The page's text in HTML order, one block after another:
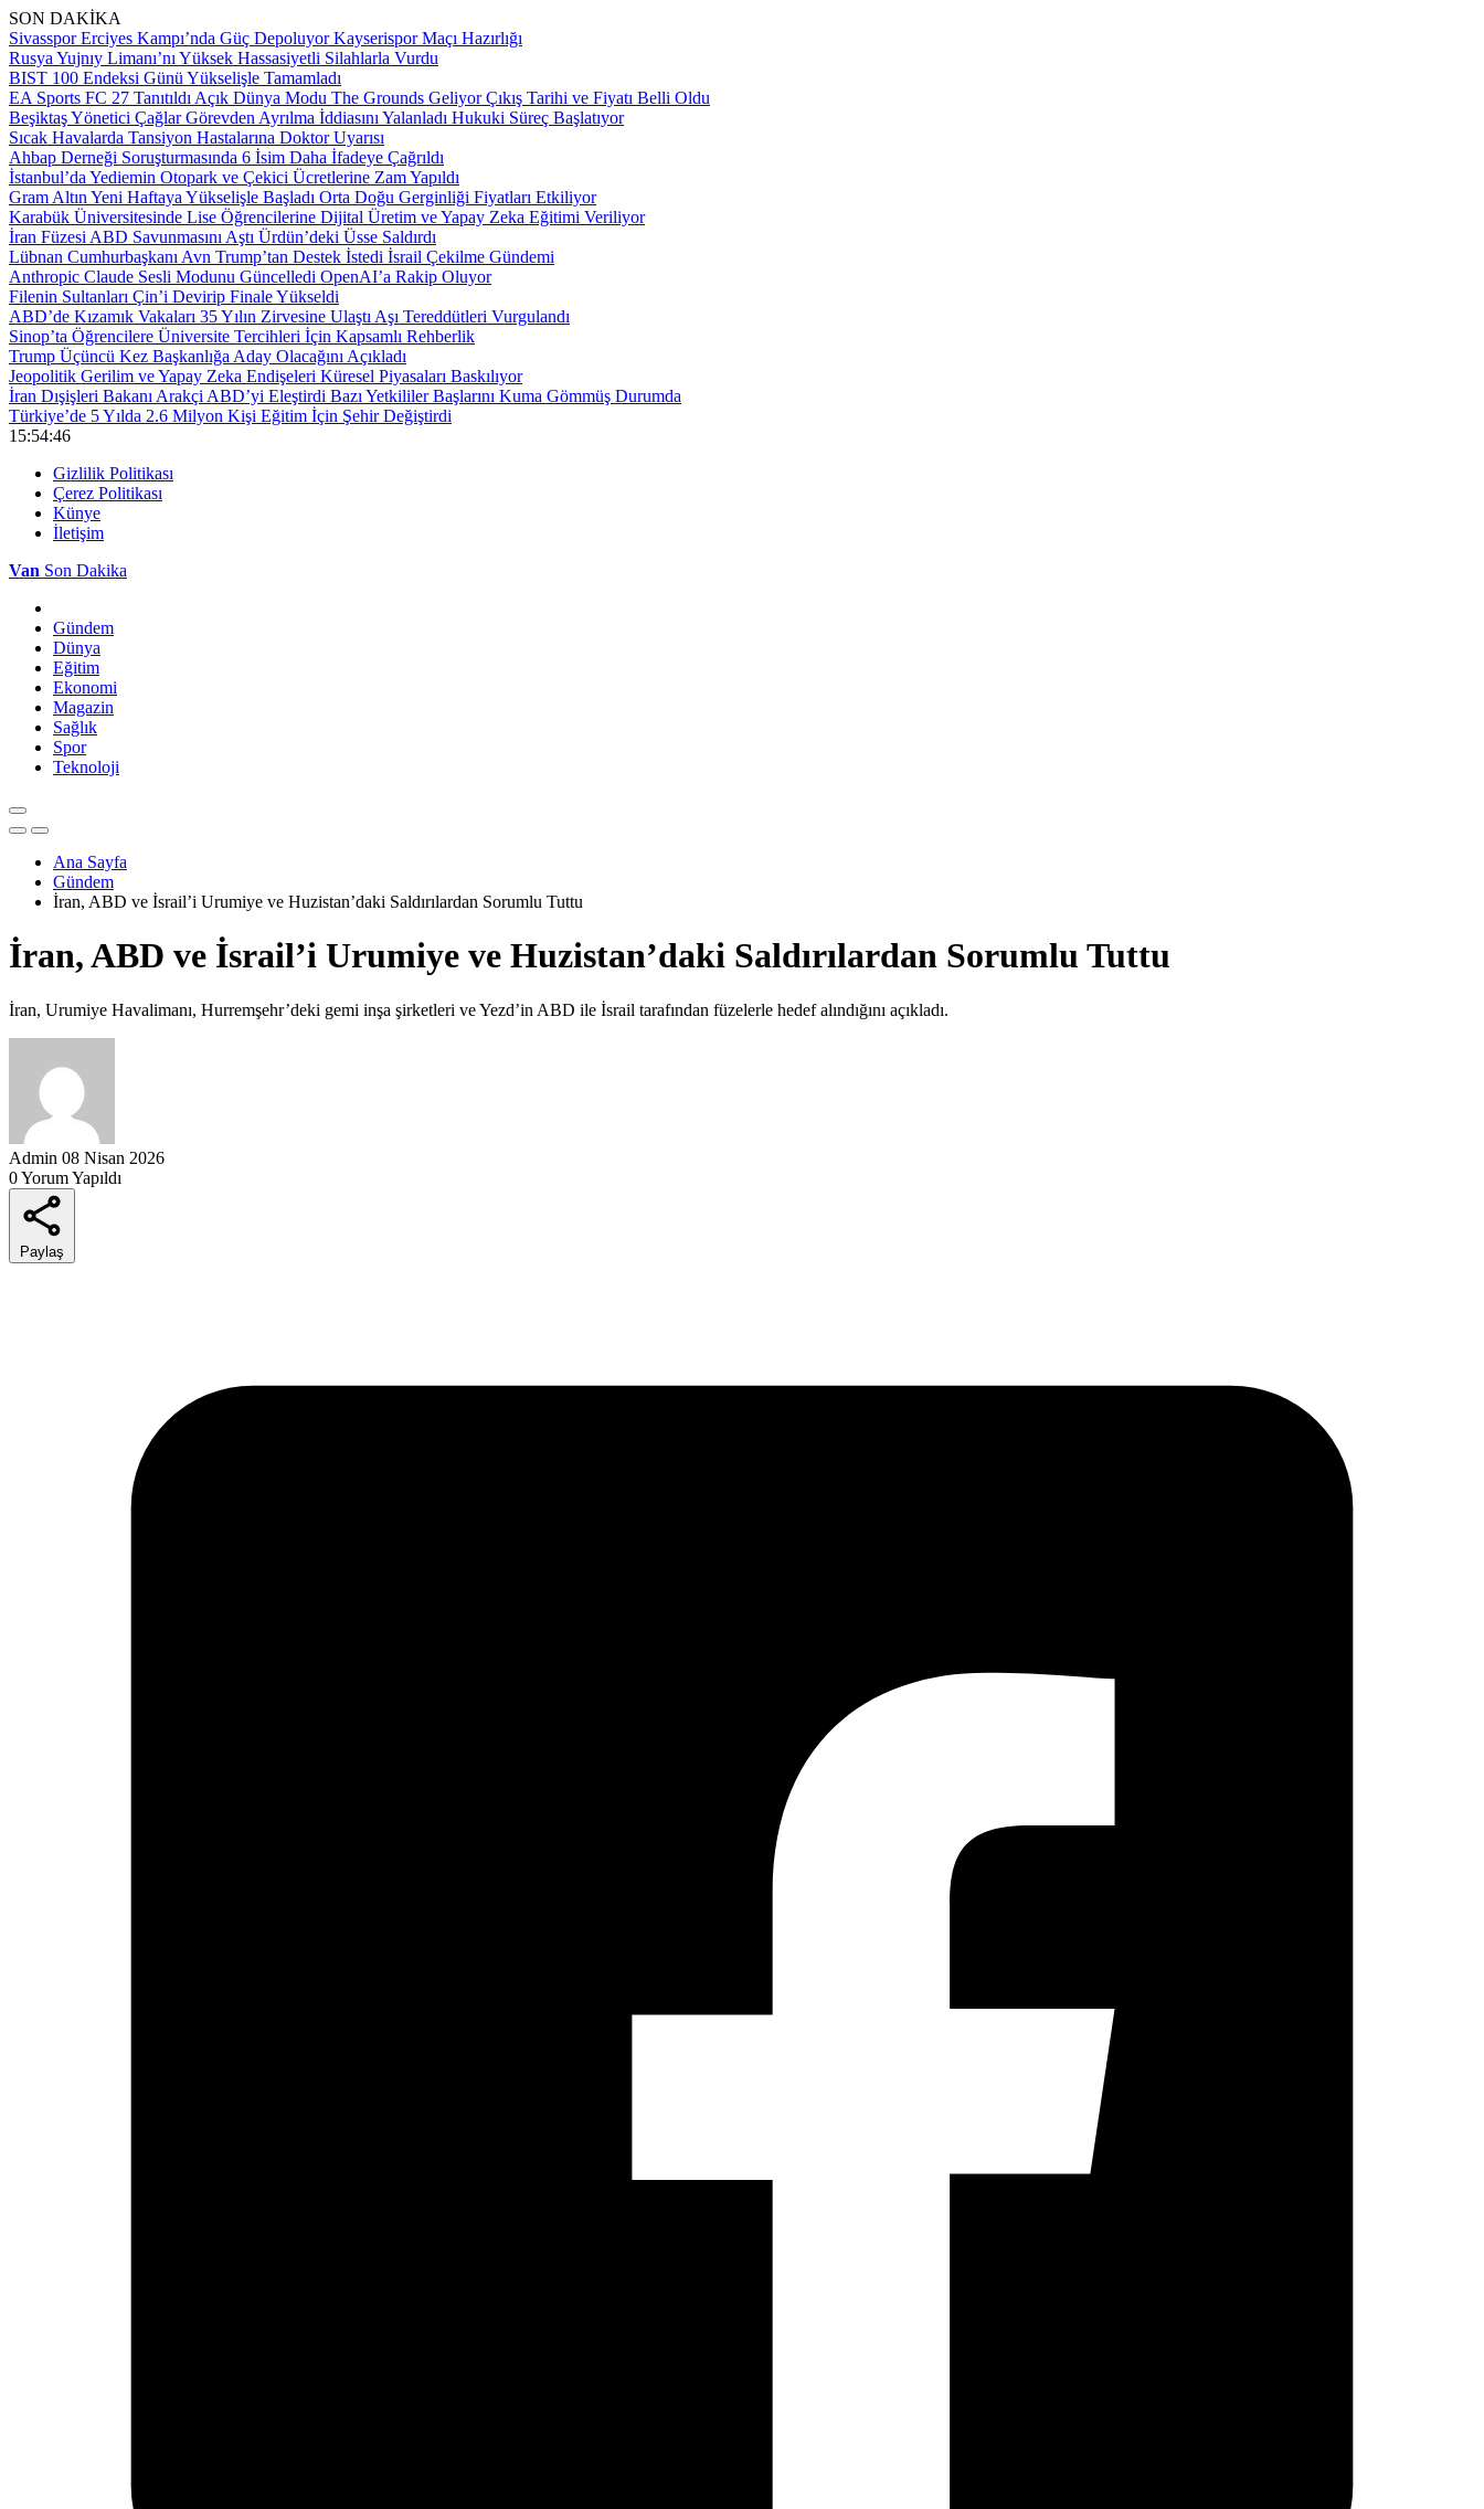
SON DAKİKA
Sivasspor Erciyes Kampı’nda Güç Depoluyor Kayserispor Maçı Hazırlığı
Rusya Yujnıy Limanı’nı Yüksek Hassasiyetli Silahlarla Vurdu
BIST 100 Endeksi Günü Yükselişle Tamamladı
EA Sports FC 27 Tanıtıldı Açık Dünya Modu The Grounds Geliyor Çıkış Tarihi ve Fiyatı Belli Oldu
Beşiktaş Yönetici Çağlar Görevden Ayrılma İddiasını Yalanladı Hukuki Süreç Başlatıyor
Sıcak Havalarda Tansiyon Hastalarına Doktor Uyarısı
Ahbap Derneği Soruşturmasında 6 İsim Daha İfadeye Çağrıldı
İstanbul’da Yediemin Otopark ve Çekici Ücretlerine Zam Yapıldı
Gram Altın Yeni Haftaya Yükselişle Başladı Orta Doğu Gerginliği Fiyatları Etkiliyor
Karabük Üniversitesinde Lise Öğrencilerine Dijital Üretim ve Yapay Zeka Eğitimi Veriliyor
İran Füzesi ABD Savunmasını Aştı Ürdün’deki Üsse Saldırdı
Lübnan Cumhurbaşkanı Avn Trump’tan Destek İstedi İsrail Çekilme Gündemi
Anthropic Claude Sesli Modunu Güncelledi OpenAI’a Rakip Oluyor
Filenin Sultanları Çin’i Devirip Finale Yükseldi
ABD’de Kızamık Vakaları 35 Yılın Zirvesine Ulaştı Aşı Tereddütleri Vurgulandı
Sinop’ta Öğrencilere Üniversite Tercihleri İçin Kapsamlı Rehberlik
Trump Üçüncü Kez Başkanlığa Aday Olacağını Açıkladı
Jeopolitik Gerilim ve Yapay Zeka Endişeleri Küresel Piyasaları Baskılıyor
İran Dışişleri Bakanı Arakçi ABD’yi Eleştirdi Bazı Yetkililer Başlarını Kuma Gömmüş Durumda
Türkiye’de 5 Yılda 2.6 Milyon Kişi Eğitim İçin Şehir Değiştirdi
15:54:47
Gizlilik Politikası
Çerez Politikası
Künye
İletişim
Van Son Dakika
Gündem
Dünya
Eğitim
Ekonomi
Magazin
Sağlık
Spor
Teknoloji
Ana Sayfa
Gündem
İran, ABD ve İsrail’i Urumiye ve Huzistan’daki Saldırılardan Sorumlu Tuttu
İran, ABD ve İsrail’i Urumiye ve Huzistan’daki Saldırılardan Sorumlu Tuttu
İran, Urumiye Havalimanı, Hurremşehr’deki gemi inşa şirketleri ve Yezd’in ABD ile İsrail tarafından füzelerle hedef alındığını açıkladı.
Admin 08 Nisan 2026
0 Yorum Yapıldı
Paylaş